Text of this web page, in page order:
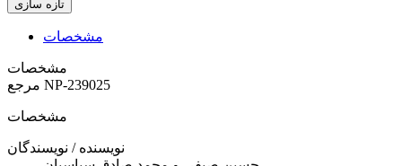
مشخصات
مشخصات
NP-239025
مشخصات
نویسنده / نویسندگان